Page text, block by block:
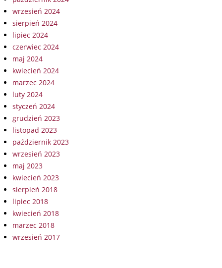
wrzesień 2024
sierpień 2024
lipiec 2024
czerwiec 2024
maj 2024
kwiecień 2024
marzec 2024
luty 2024
styczeń 2024
grudzień 2023
listopad 2023
październik 2023
wrzesień 2023
maj 2023
kwiecień 2023
sierpień 2018
lipiec 2018
kwiecień 2018
marzec 2018
wrzesień 2017